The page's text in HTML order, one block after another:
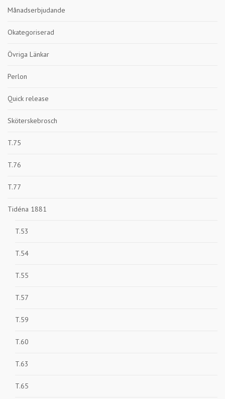
Månadserbjudande
Okategoriserad
Övriga Länkar
Perlon
Quick release
Sköterskebrosch
T.75
T.76
T.77
Tidéna 1881
T.53
T.54
T.55
T.57
T.59
T.60
T.63
T.65